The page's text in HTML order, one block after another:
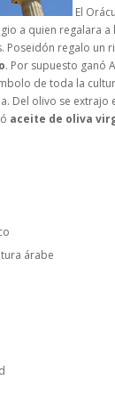
El
a quien regalara a
Poseidón regalo un
. Por supuesto ganó
de toda la
Del olivo se extrajo
aceite de oliva
árabe